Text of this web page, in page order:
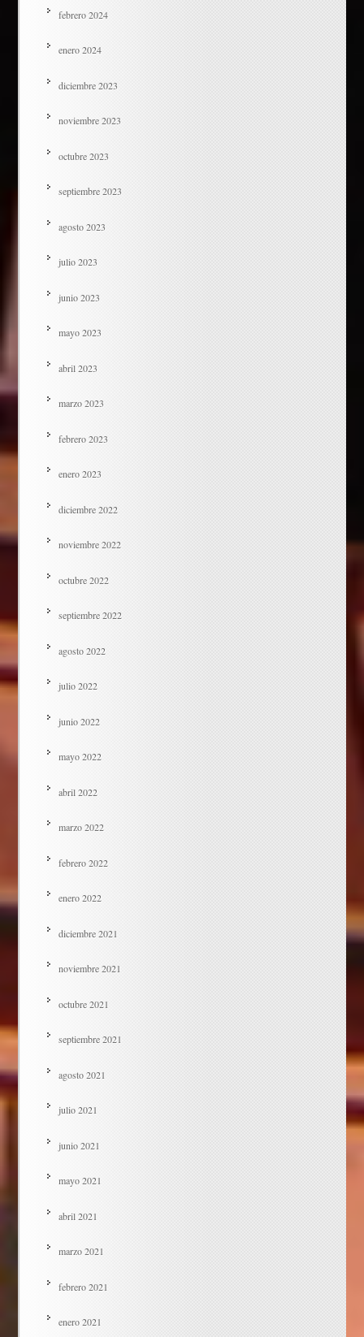
febrero 2024
enero 2024
diciembre 2023
noviembre 2023
octubre 2023
septiembre 2023
agosto 2023
julio 2023
junio 2023
mayo 2023
abril 2023
marzo 2023
febrero 2023
enero 2023
diciembre 2022
noviembre 2022
octubre 2022
septiembre 2022
agosto 2022
julio 2022
junio 2022
mayo 2022
abril 2022
marzo 2022
febrero 2022
enero 2022
diciembre 2021
noviembre 2021
octubre 2021
septiembre 2021
agosto 2021
julio 2021
junio 2021
mayo 2021
abril 2021
marzo 2021
febrero 2021
enero 2021